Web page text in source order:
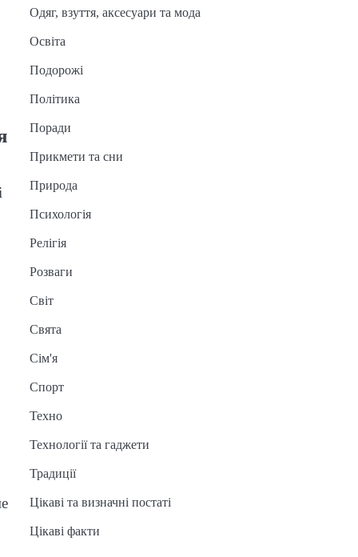
Одяг, взуття, аксесуари та мода
Освіта
Подорожі
Політика
Поради
Прикмети та сни
Природа
Психологія
Релігія
Розваги
Світ
Свята
Сім'я
Спорт
Техно
Технології та гаджети
Традиції
Цікаві та визначні постаті
Цікаві факти